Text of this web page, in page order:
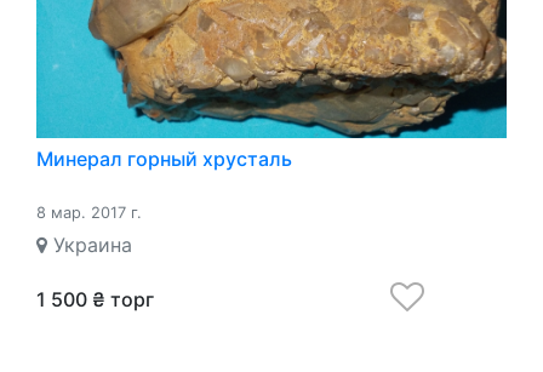
Минерал горный хрусталь
8 мар. 2017 г.
Украина
1 500 ₴ торг